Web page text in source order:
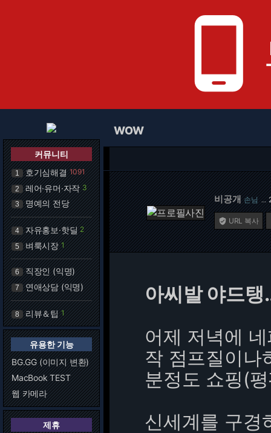
phone_android
커뮤니티
1 호기심해결 1091
2 레어·유머·자작 3
3 명예의 전당
4 자유홍보·핫딜 2
5 벼룩시장 1
6 직장인 (익명)
7 연애상담 (익명)
8 리뷰＆팁 1
유용한 기능
BG.GG (이미지 변환)
MacBook TEST
웹 카메라
제휴
WOW
비공개 손님 …
 URL 복사
아씨발 야드탱
어제 저녁에
작 점프질이나
분정도 쇼핑(
신세계를 구경